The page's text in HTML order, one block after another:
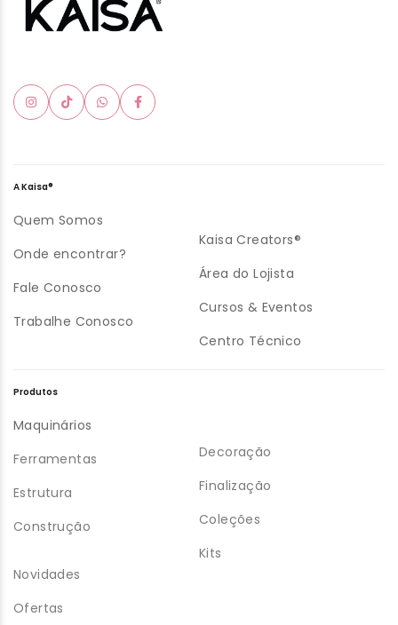
A Kaisa®
Quem Somos
Onde encontrar?
Fale Conosco
Trabalhe Conosco
Kaisa Creators®
Área do Lojista
Cursos & Eventos
Centro Técnico
Produtos
Maquinários
Ferramentas
Estrutura
Construção
Decoração
Finalização
Coleções
Kits
Novidades
Ofertas